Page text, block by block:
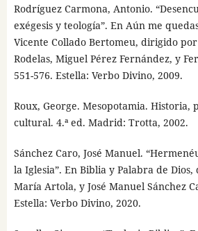
Rodríguez Carmona, Antonio.
exégesis y teología”. En Aún me
Vicente Collado Bertomeu, dirigido
Rodelas, Miguel Pérez Fernández, y
551-576. Estella: Verbo Divino, 2009.
Roux, George. Mesopotamia. Historia,
cultural. 4.ª ed. Madrid: Trotta, 2002.
Sánchez Caro, José Manuel.
la Iglesia”. En Biblia y Palabra de
María Artola, y José Manuel Sánchez
Estella: Verbo Divino, 2020.